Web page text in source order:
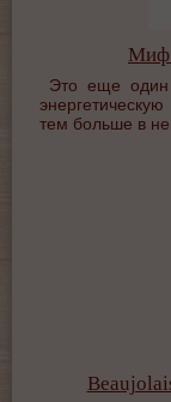
Миф
Это еще один
тем больше в